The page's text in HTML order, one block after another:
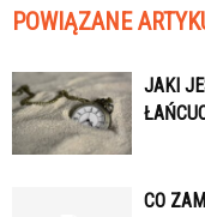
POWIĄZANE
JAKI
CO